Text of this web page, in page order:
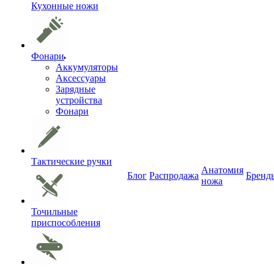
Кухонные ножи
Фонари
Аккумуляторы
Аксессуары
Зарядные
устройства
Фонари
Тактические ручки
Точильные
приспособления
Блог Распродажа
Анатомия
ножа